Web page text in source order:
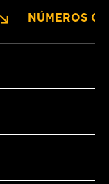
NÚMEROS OE